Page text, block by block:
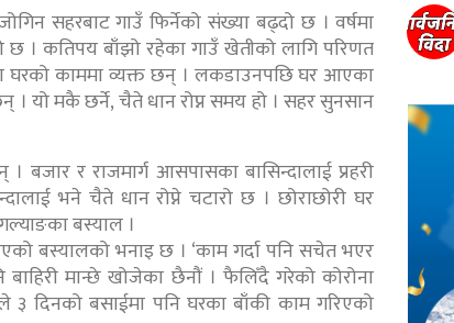
सहरबाट गाउँ फिर्नेको संख्या बढ्दो छ । वर्षमा
। कतिपय बाँझो रहेका गाउँ खेतीको लागि परिणत
घरको काममा व्यक्त छन् । लकडाउनपछि घर आएका
यो मकै छर्ने, चैते धान रोप्न समय हो । सहर सुनसान
बजार र राजमार्ग आसपासका बासिन्दालाई प्रहरी
भने चैते धान रोप्ने चटारो छ । छोराछोरी घर
बस्याल ।
बस्यालको भनाइ छ । ‘काम गर्दा पनि सचेत भएर
बाहिरी मान्छे खोजेका छैनौं । फैलिँदै गरेको कोरोना
दिनको बसाईमा पनि घरका बाँकी काम गरिएको